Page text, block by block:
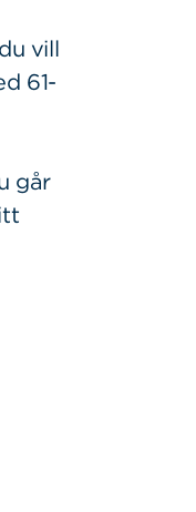
vill
61-
går